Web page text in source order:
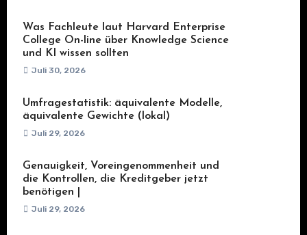
Was Fachleute laut Harvard Enterprise
College On-line über Knowledge Science
und KI wissen sollten
Juli 30, 2026
Umfragestatistik: äquivalente Modelle,
äquivalente Gewichte (lokal)
Juli 29, 2026
Genauigkeit, Voreingenommenheit und
die Kontrollen, die Kreditgeber jetzt
benötigen |
Juli 29, 2026